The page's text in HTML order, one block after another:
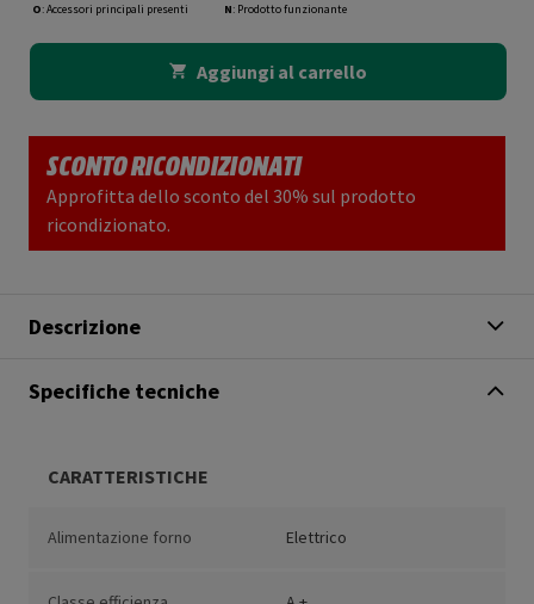
O: Accessori principali presenti
N: Prodotto funzionante
Aggiungi al carrello
SCONTO RICONDIZIONATI
Approfitta dello sconto del 30% sul prodotto
ricondizionato.
Descrizione
Specifiche tecniche
CARATTERISTICHE
Alimentazione forno Elettrico